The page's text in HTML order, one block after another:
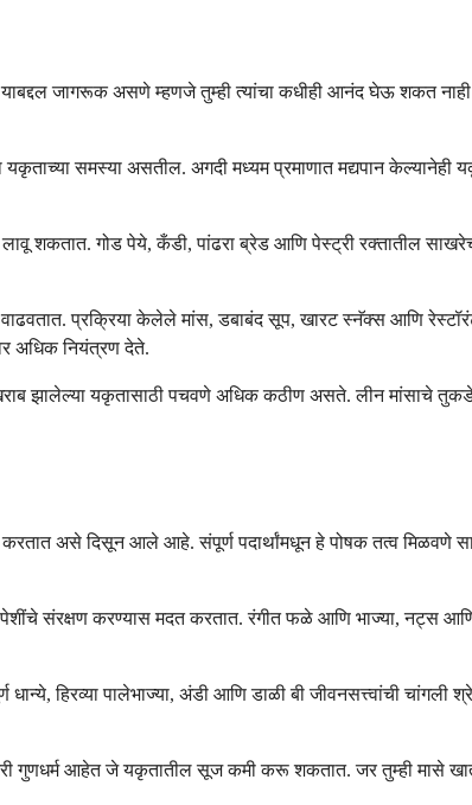
जागरूक असणे म्हणजे तुम्ही त्यांचा कधीही आनंद घेऊ शकत
यकृताच्या समस्या असतील. अगदी मध्यम प्रमाणात मद्यपान
शकतात. गोड पेये, कँडी, पांढरा ब्रेड आणि पेस्ट्री रक्तातील
प्रक्रिया केलेले मांस, डबाबंद सूप, खारट स्नॅक्स आणि
अधिक नियंत्रण देते.
यकृतासाठी पचवणे अधिक कठीण असते. लीन मांसाचे तुकडे
असे दिसून आले आहे. संपूर्ण पदार्थांमधून हे पोषक तत्व मिळवणे
संरक्षण करण्यास मदत करतात. रंगीत फळे आणि भाज्या, नट्स
हिरव्या पालेभाज्या, अंडी आणि डाळी बी जीवनसत्त्वांची
गुणधर्म आहेत जे यकृतातील सूज कमी करू शकतात. जर तुम्ही मासे